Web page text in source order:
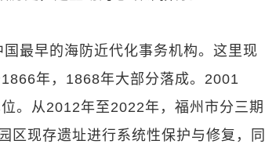
最早的海防近代化事务机构。这里现
年，1868年大部分落成。2001
。从2012年至2022年，福州市分三期
区现存遗址进行系统性保护与修复，同